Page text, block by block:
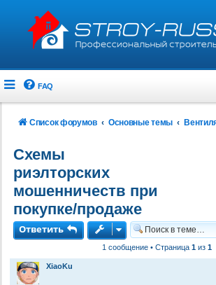
FAQ
Список форумов Основные темы
Схемы
риэлторских
мошенничеств при
покупке/продаже
Ответить
1 сообщение • Страница 1из 1
XiaoKu